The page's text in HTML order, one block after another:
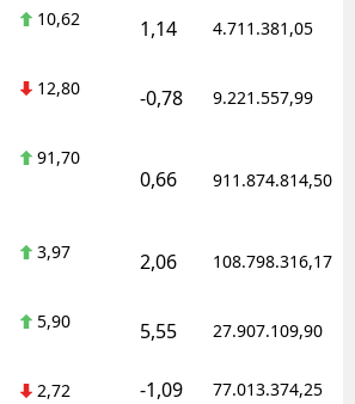
10,62 1,14 4.711.381,05
12,80 -0,78 9.221.557,99
91,70
0,66 911.874.814,50
3,97 2,06 108.798.316,17
5,90 5,55 27.907.109,90
2,72 -1,09 77.013.374,25